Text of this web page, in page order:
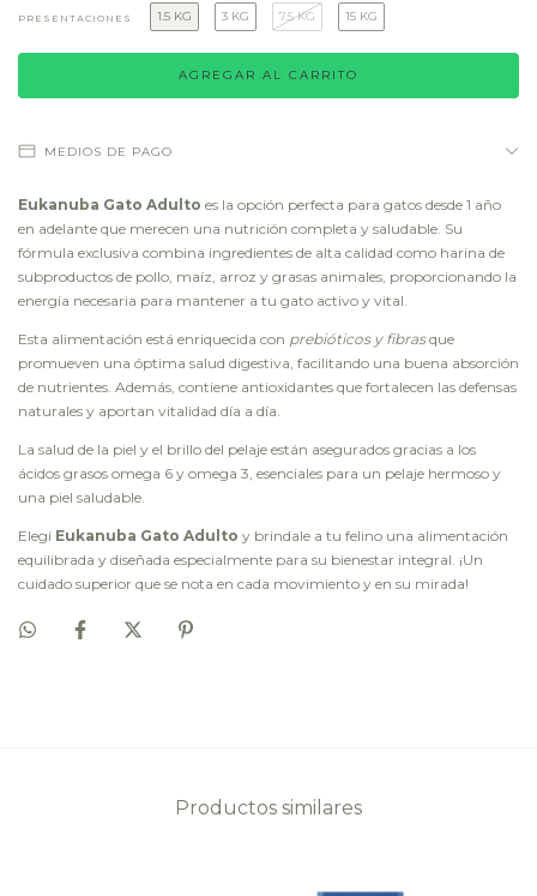
PRESENTACIONES 1.5 KG 3 KG 7.5 KG 15 KG
MEDIOS DE PAGO
Eukanuba Gato Adulto es la opción perfecta para gatos desde 1 año
en adelante que merecen una nutrición completa y saludable. Su
fórmula exclusiva combina ingredientes de alta calidad como harina de
subproductos de pollo, maíz, arroz y grasas animales, proporcionando la
energía necesaria para mantener a tu gato activo y vital.
Esta alimentación está enriquecida con prebióticos y fibrasque
promueven una óptima salud digestiva, facilitando una buena absorción
de nutrientes. Además, contiene antioxidantes que fortalecen las defensas
naturales y aportan vitalidad día a día.
La salud de la piel y el brillo del pelaje están asegurados gracias a los
ácidos grasos omega 6 y omega 3, esenciales para un pelaje hermoso y
una piel saludable.
Elegí Eukanuba Gato Adulto y brindale a tu felino una alimentación
equilibrada y diseñada especialmente para su bienestar integral. ¡Un
cuidado superior que se nota en cada movimiento y en su mirada!
Productos similares